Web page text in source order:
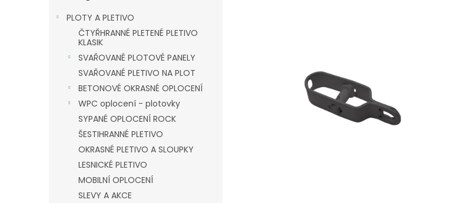
PLOTY A PLETIVO
ČTYŘHRANNÉ PLETENÉ PLETIVO
KLASIK
SVAŘOVANÉ PLOTOVÉ PANELY
SVAŘOVANÉ PLETIVO NA PLOT
BETONOVÉ OKRASNÉ OPLOCENÍ
WPC oplocení - plotovky
SYPANÉ OPLOCENÍ ROCK
ŠESTIHRANNÉ PLETIVO
OKRASNÉ PLETIVO A SLOUPKY
LESNICKÉ PLETIVO
MOBILNÍ OPLOCENÍ
SLEVY A AKCE